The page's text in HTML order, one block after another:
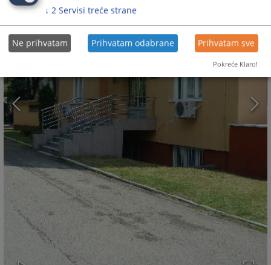
↓ 2 Servisi treće strane
Ne prihvatam Prihvatam odabrane Prihvatam sve
Pokreće Klaro!